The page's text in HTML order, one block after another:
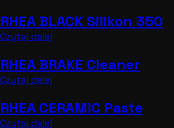
RHEA BLACK Silikon 350
Czytaj dalej
RHEA BRAKE Cleaner
Czytaj dalej
RHEA CERAMIC Paste
Czytaj dalej